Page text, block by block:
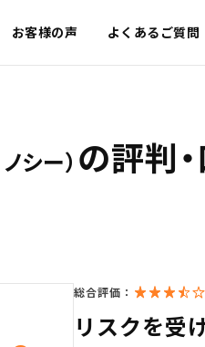
お客様の声 よくあるご質問
ノシー） の評判
総合評価：
リスクを受